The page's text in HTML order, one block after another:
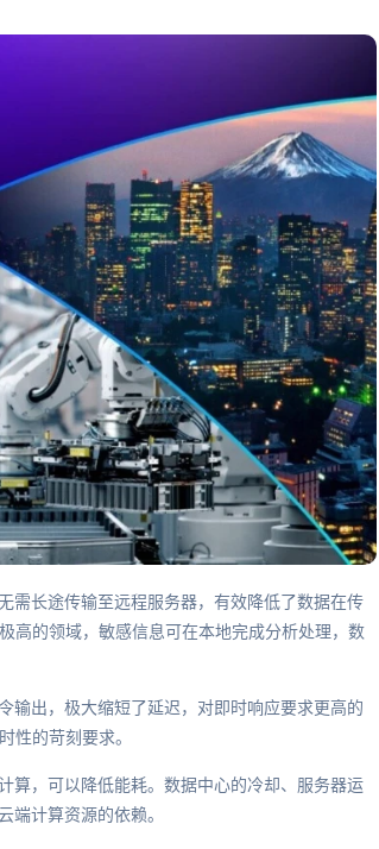
需长途传输至远程服务器，有效降低了数据在传
高的领域，敏感信息可在本地完成分析处理，数
输出，极大缩短了延迟，对即时响应要求更高的
性的苛刻要求。
算，可以降低能耗。数据中心的冷却、服务器运
计算资源的依赖。